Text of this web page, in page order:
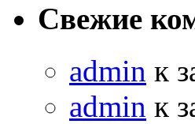
Свежие
admin к
admin к